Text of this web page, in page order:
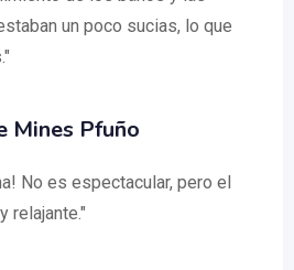
un poco sucias, lo que
Mines Pfuño
No es espectacular, pero el
relajante."